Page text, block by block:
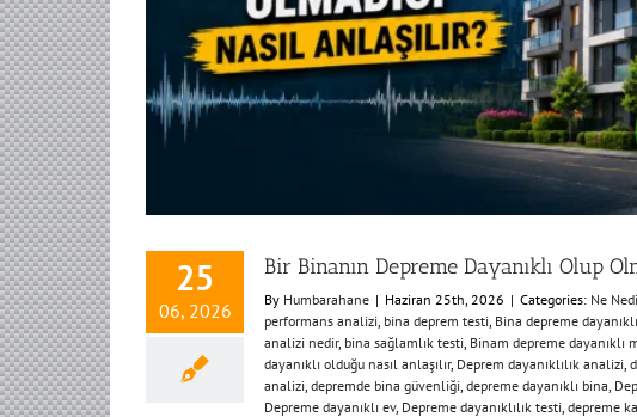
25
06, 2026
Bir Binanın Depreme Dayanıklı Olup
By Humbarahane | Haziran 25th, 2026 | Categories: Ne
performans analizi bina deprem testi Bina depreme
analizi nedir, bina sağlamlık testi Binam depreme dayanıklı
dayanıklı olduğu nasıl anlaşılır, Deprem dayanıklılık analizi
analizi depremde bina güvenliği depreme dayanıklı bina
Depreme dayanıklı ev, Depreme dayanıklılık testi depreme